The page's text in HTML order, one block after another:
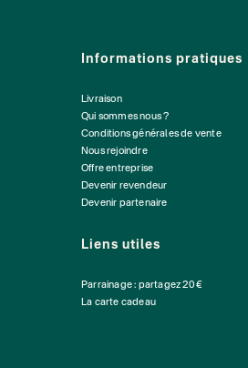
Informations pratiques
Livraison
Qui sommes nous ?
Conditions générales de vente
Nous rejoindre
Offre entreprise
Devenir revendeur
Devenir partenaire
Liens utiles
Parrainage : partagez 20 €
La carte cadeau